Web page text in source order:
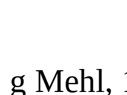
g Mehl,